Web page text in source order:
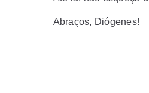
Abraços, Diógenes!